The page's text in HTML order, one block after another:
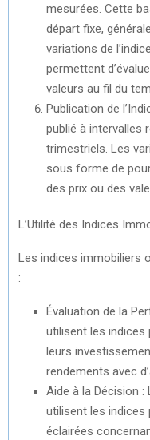
mesurées. Cette
départ fixe,
variations de
permettent
valeurs au fil du
Publication de
publié à intervalles
trimestriels. Les
sous forme de
des prix ou des
L’Utilité des Indices
Les indices immobiliers
:
Évaluation de la
utilisent les indices
leurs
rendements avec
Aide à la Décision
utilisent les indices
éclairées